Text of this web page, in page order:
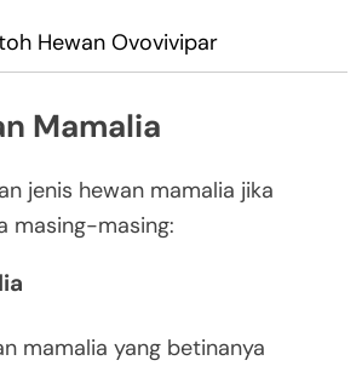
Hewan Ovovivipar
Mamalia
jenis hewan mamalia jika
masing-masing:
mamalia yang betinanya